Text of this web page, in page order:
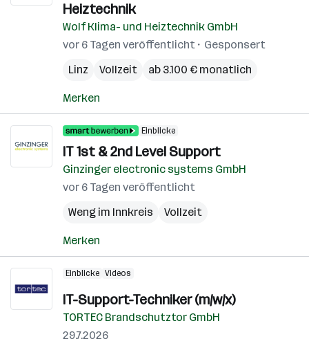
Heiztechnik
Wolf Klima- und Heiztechnik GmbH
vor 6 Tagen veröffentlicht
Gesponsert
Linz
Vollzeit ab 3.100 € monatlich
Merken
Einblicke
IT 1st & 2nd Level Support
Ginzinger electronic systems GmbH
vor 6 Tagen veröffentlicht
Weng im Innkreis
Vollzeit
Merken
Einblicke Videos
IT-Support-Techniker (m/w/x)
TORTEC Brandschutztor GmbH
29.7.2026